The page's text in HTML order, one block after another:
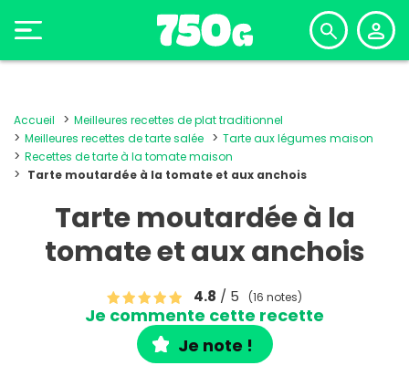
Accueil
Meilleures recettes de plat traditionnel
Meilleures recettes de tarte salée
Tarte aux légumes maison
Recettes de tarte à la tomate maison
Tarte moutardée à la tomate et aux anchois
Tarte moutardée à la
tomate et aux anchois
4.8 / 5 (16 notes)
Je commente cette recette
Je note !